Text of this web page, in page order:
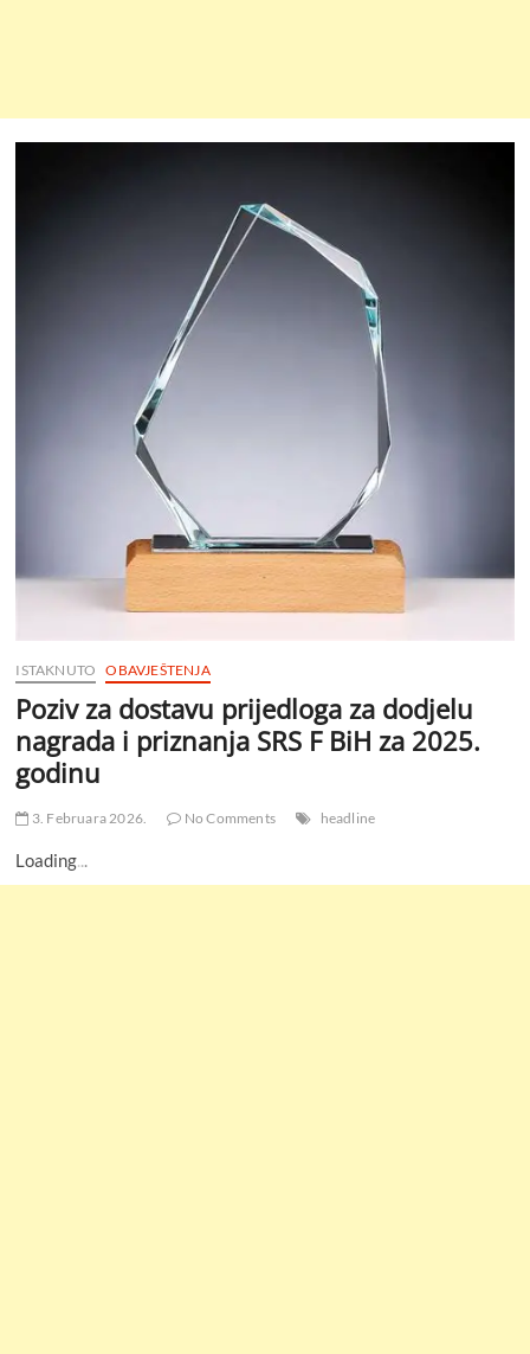
ISTAKNUTO OBAVJEŠTENJA
Poziv za dostavu prijedloga za dodjelu
nagrada i priznanja SRS F BiH za 2025.
godinu
3. Februara 2026. No Comments headline
Loading...